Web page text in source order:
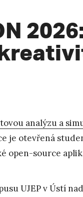
2026:
analýzu a
je otevřená
open-source
UJEP v Ústí